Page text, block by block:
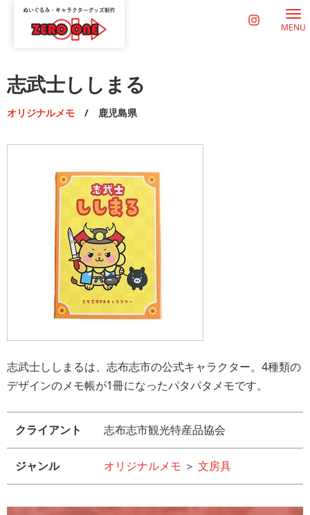
MENU
志武士ししまる
オリジナルメモ / 鹿児島県
志武士ししまるは、志布志市の公式キャラクター。4種類の
デザインのメモ帳が1冊になったパタパタメモです。
クライアント 志布志市観光特産品協会
ジャンル オリジナルメモ ＞ 文房具